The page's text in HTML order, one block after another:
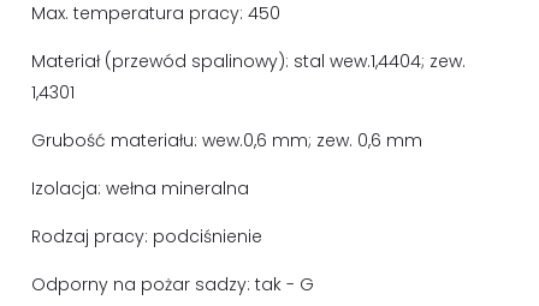
Max. temperatura pracy: 450
Materiał (przewód spalinowy): stal wew.1,4404; zew.
1,4301
Grubość materiału: wew.0,6 mm; zew. 0,6 mm
Izolacja: wełna mineralna
Rodzaj pracy: podciśnienie
Odporny na pożar sadzy: tak - G